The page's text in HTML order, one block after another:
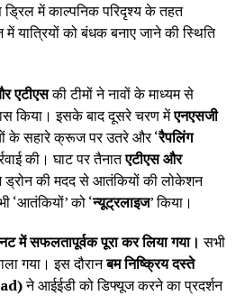
में काल्पनिक परिदृश्य के तहत
यात्रियों को बंधक बनाए जाने की स्थिति
एटीएसकी टीमों ने नावों के माध्यम से
किया। इसके बाद दूसरे चरण मेंएनएसजी
के सहारे क्रूज पर उतरे और ‘रैपलिंग
की। घाट पर तैनातएटीएस और
ड्रोन की मदद से आतंकियों की लोकेशन
‘आतंकियों’ को ‘न्यूट्रलाइज’ किया।
में सफलतापूर्वक पूरा कर लिया गया। सभी
गया। इस दौरानबम निष्क्रिय दस्ते
ने आईईडी को डिफ्यूज करने का प्रदर्शन